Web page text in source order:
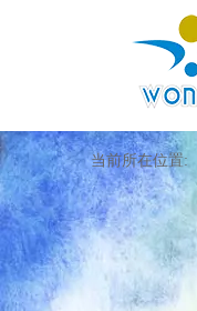
当前所在位置: